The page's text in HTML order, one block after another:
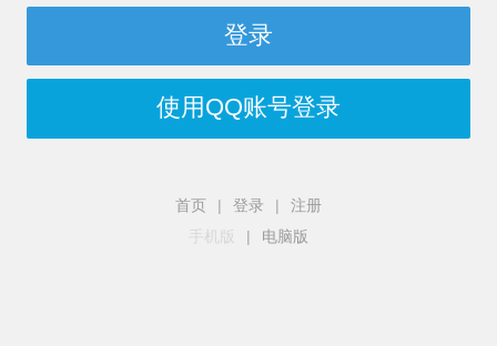
登录
使用QQ账号登录
首页 | 登录 |
注册
手机版
| 电脑版